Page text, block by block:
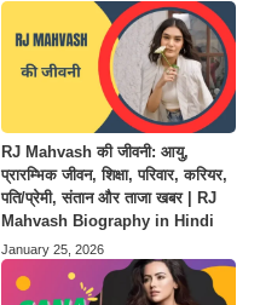
RJ Mahvash की जीवनी: आयु,
प्रारम्भिक जीवन, शिक्षा, परिवार, करियर,
पति/प्रेमी, संतान और ताजा खबर | RJ
Mahvash Biography in Hindi
January 25, 2026